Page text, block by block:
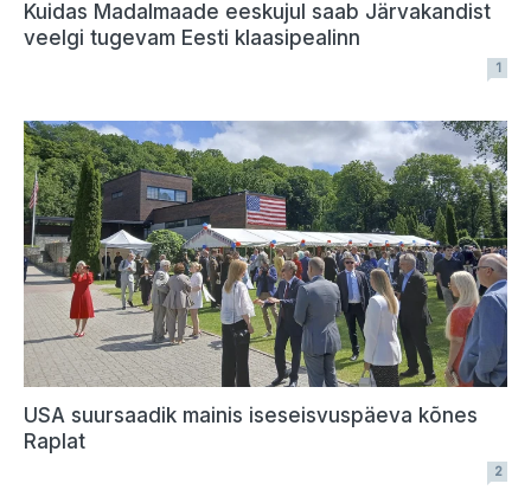
Kuidas Madalmaade eeskujul saab Järvakandist
veelgi tugevam Eesti klaasipealinn
1
USA suursaadik mainis iseseisvuspäeva kõnes
Raplat
2